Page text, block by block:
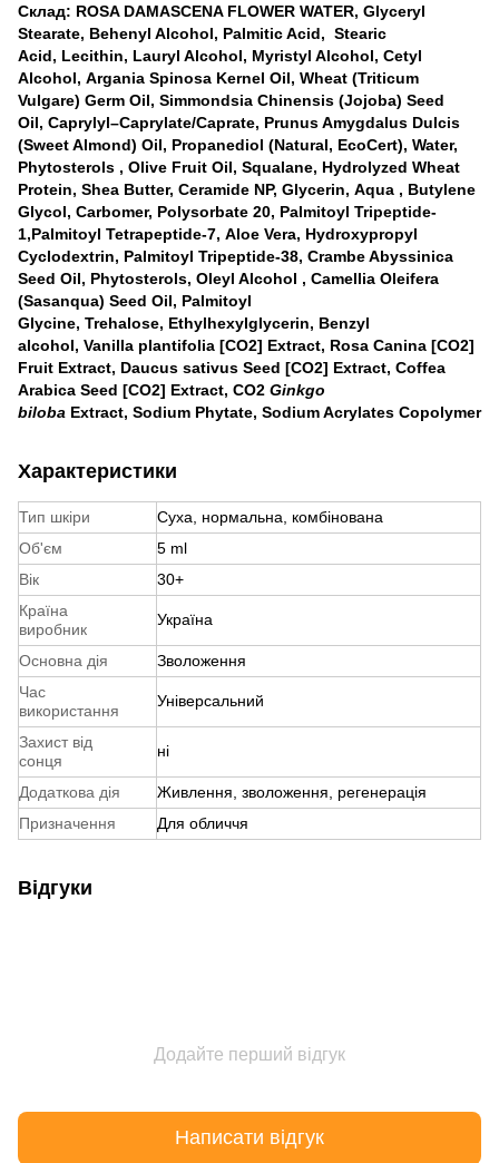
Склад: ROSA DAMASCENA FLOWER WATER, Glyceryl
Stearate, Behenyl Alcohol, Palmitic Acid, Stearic
Acid, Lecithin, Lauryl Alcohol, Myristyl Alcohol, Cetyl
Alcohol, Argania Spinosa Kernel Oil, Wheat (Triticum
Vulgare) Germ Oil, Simmondsia Chinensis (Jojoba) Seed
Oil, Caprylyl–Caprylate/Caprate, Prunus Amygdalus Dulcis
(Sweet Almond) Oil, Propanediol (Natural, EcoCert), Water,
Phytosterols , Olive Fruit Oil, Squalane, Hydrolyzed Wheat
Protein, Shea Butter, Ceramide NP, Glycerin, Aqua , Butylene
Glycol, Carbomer, Polysorbate 20, Palmitoyl Tripeptide-
1,Palmitoyl Tetrapeptide-7, Aloe Vera, Hydroxypropyl
Cyclodextrin, Palmitoyl Tripeptide-38, Crambe Abyssinica
Seed Oil, Phytosterols, Oleyl Alcohol , Camellia Oleifera
(Sasanqua) Seed Oil, Palmitoyl
Glycine, Trehalose, Ethylhexylglycerin, Benzyl
alcohol, Vanilla plantifolia [CO2] Еxtract, Rosa Canina [CO2]
Fruit Extract, Daucus sativus Seed [CO2] Extract, Coffea
Arabica Seed [CO2] Extract, CO2 Ginkgo
biloba Extract, Sodium Phytate, Sodium Acrylates Copolymer
Характеристики
Тип шкіри
Суха, нормальна, комбінована
Об'єм
5 ml
Вік
30+
Країна
виробник
Україна
Основна дія
Зволоження
Час
використання
Універсальний
Захист від
сонця
ні
Додаткова дія
Живлення, зволоження, регенерація
Призначення
Для обличчя
Відгуки
Додайте перший відгук
Написати відгук